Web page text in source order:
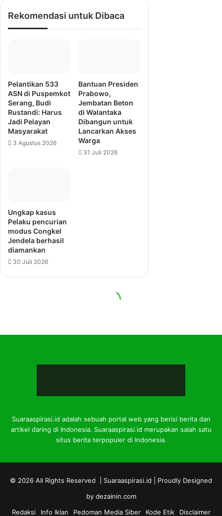
Suaraaspirasi.id adalah sebuah portal web yang berisi berita dan
artikel daring di Indonesia. Suaraaspirasi.id merupakan salah satu
situs berita terpopuler di Indonesia.
© 2026 All Rights Reserved | Suaraaspirasi.id | Proudly Designed
by dezainin.com
Redaksi
Info Iklan Pedoman Media Siber Kode Etik Disclaimer